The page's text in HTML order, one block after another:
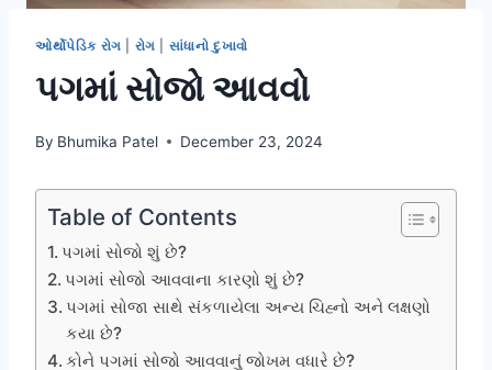
ઓર્થોપેડિક રોગ રોગ સાંધાનો દુખાવો
પગમાં સોજો આવવો
By Bhumika Patel December 23, 2024
Table of Contents
પગમાં સોજો શું છે?
પગમાં સોજો આવવાના કારણો શું છે?
પગમાં સોજા સાથે સંકળાયેલા અન્ય ચિહ્નો અને લક્ષણો
કયા છે?
કોને પગમાં સોજો આવવાનું જોખમ વધારે છે?